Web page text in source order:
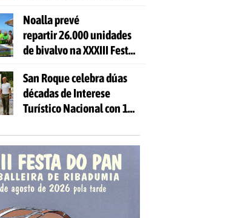
Noalla prevé
repartir 26.000 unidades
de bivalvo na XXXIII Festa
San Roque celebra dúas
décadas de Interese
Turístico Nacional con 10
actividades gratuítas